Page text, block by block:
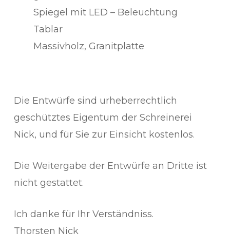
Spiegel mit LED – Beleuchtung
Tablar
Massivholz, Granitplatte
Die Entwürfe sind urheberrechtlich
geschütztes Eigentum der Schreinerei
Nick, und für Sie zur Einsicht kostenlos.
Die Weitergabe der Entwürfe an Dritte ist
nicht gestattet.
Ich danke für Ihr Verständniss.
Thorsten Nick